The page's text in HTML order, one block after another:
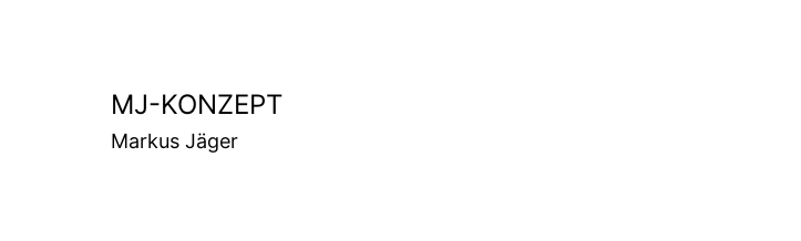
MJ-KONZEPT
Markus Jäger